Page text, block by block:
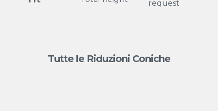
request
Tutte le Riduzioni Coniche